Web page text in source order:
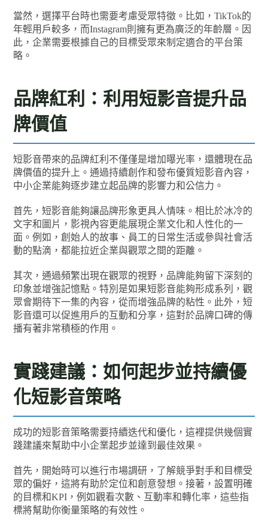
當然，選擇平台時也需要考慮受眾特徵。比如，TikTok的
年輕用戶較多，而Instagram則擁有更為廣泛的年齡層。因
此，企業需要根據自己的目標受眾來制定適合的平台策
略。
品牌紅利：利用短影音提升品
牌價值
短影音帶來的品牌紅利不僅僅是增加曝光率，還體現在品
牌價值的提升上。通過持續創作和發布優質短影音內容，
中小企業能夠逐步建立起品牌的影響力和公信力。
首先，短影音能夠讓品牌形象更具人情味。相比於冰冷的
文字和圖片，影視內容更能展現企業文化和人性化的一
面。例如，創始人的故事、員工的日常生活或參與社會活
動的點滴，都能拉近企業與觀眾之間的距離。
其次，通過頻繁出現在觀眾的視野，品牌能夠留下深刻的
印象並增強記憶點。特別是如果短影音能夠形成系列，觀
眾會期待下一集的內容，從而增強品牌的粘性。此外，短
影音還可以促進用戶的互動和分享，這對於品牌口碑的傳
播有著非常積極的作用。
實踐建議：如何起步並持續優
化短影音策略
成功的短影音策略需要持續迭代和優化，這裡提供幾個實
踐建議來幫助中小企業起步並達到最佳效果。
首先，開始時可以進行市場調研，了解競爭對手和目標受
眾的偏好，這將有助於定位和創意發想。接著，設置明確
的目標和KPI，例如觀看次數、互動率和轉化率，這些指
標將幫助你衡量策略的有效性。